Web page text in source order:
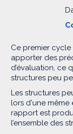
Ce premier cycle
apporter des
d’évaluation, ce
structures peu
Les structures
lors d'une même
rapport est
l’ensemble des